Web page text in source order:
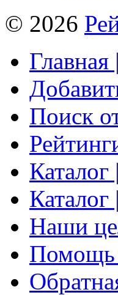
© 2026
Главная |
Поиск
Каталог |
Каталог |
Наши
Помощь